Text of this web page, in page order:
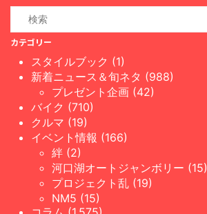
カテゴリー
スタイルブック (1)
新着ニュース＆旬ネタ (988)
プレゼント企画 (42)
バイク (710)
クルマ (19)
イベント情報 (166)
絆 (2)
河口湖オートジャンボリー (15)
プロジェクト乱 (19)
NM5 (15)